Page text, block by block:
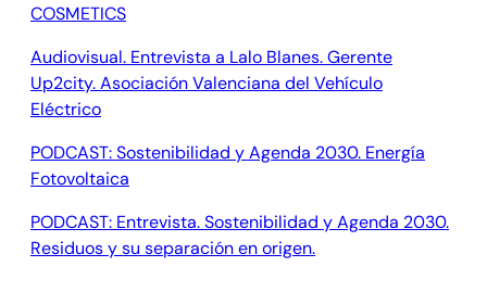
COSMETICS
Audiovisual. Entrevista a Lalo Blanes. Gerente
Up2city. Asociación Valenciana del Vehículo
Eléctrico
PODCAST: Sostenibilidad y Agenda 2030. Energía
Fotovoltaica
PODCAST: Entrevista. Sostenibilidad y Agenda 2030.
Residuos y su separación en origen.